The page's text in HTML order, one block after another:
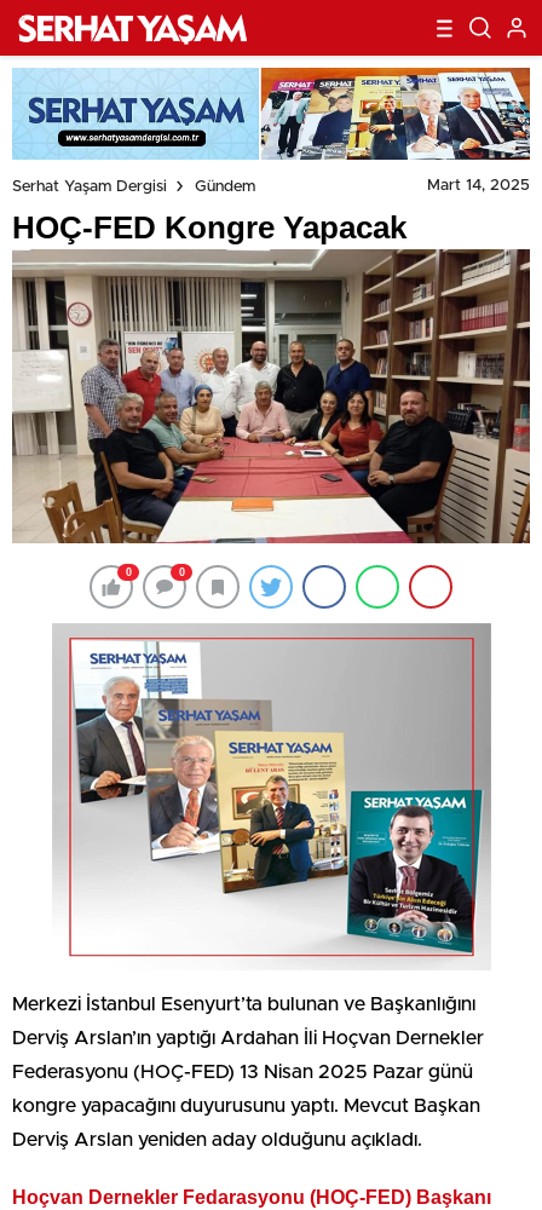
Serhat Yaşam Dergisi Gündem Mart 14, 2025
HOÇ-FED Kongre Yapacak
0 0
Merkezi İstanbul Esenyurt’ta bulunan ve Başkanlığını
Derviş Arslan’ın yaptığı Ardahan İli Hoçvan Dernekler
Federasyonu (HOÇ-FED) 13 Nisan 2025 Pazar günü
kongre yapacağını duyurusunu yaptı. Mevcut Başkan
Derviş Arslan yeniden aday olduğunu açıkladı.
Hoçvan Dernekler Fedarasyonu (HOÇ-FED) Başkanı